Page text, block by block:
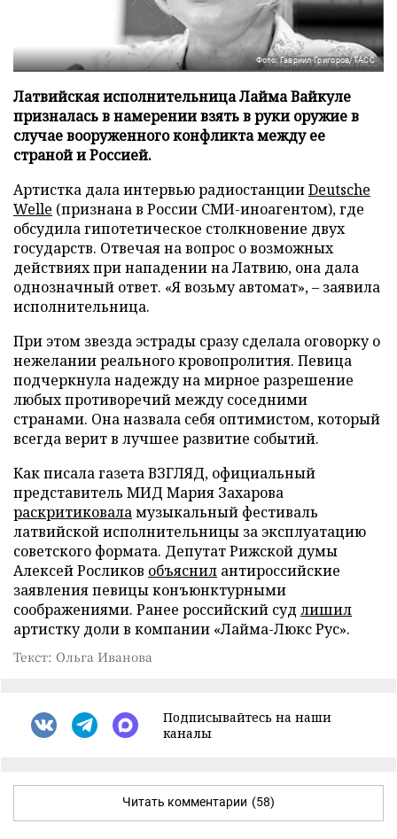
Фото: Гавриил Григоров/ТАСС
Латвийская исполнительница Лайма Вайкуле
призналась в намерении взять в руки оружие в
случае вооруженного конфликта между ее
страной и Россией.
Артистка дала интервью радиостанцииDeutsche
Welle (признана в России СМИ-иноагентом), где
обсудила гипотетическое столкновение двух
государств. Отвечая на вопрос о возможных
действиях при нападении на Латвию, она дала
однозначный ответ. «Я возьму автомат», – заявила
исполнительница.
При этом звезда эстрады сразу сделала оговорку о
нежелании реального кровопролития. Певица
подчеркнула надежду на мирное разрешение
любых противоречий между соседними
странами. Она назвала себя оптимистом, который
всегда верит в лучшее развитие событий.
Как писала газета ВЗГЛЯД, официальный
представитель МИД Мария Захарова
раскритиковаламузыкальный фестиваль
латвийской исполнительницы за эксплуатацию
советского формата. Депутат Рижской думы
Алексей Росликов объяснил антироссийские
заявления певицы конъюнктурными
соображениями. Ранее российский суд лишил
артистку доли в компании «Лайма-Люкс Рус».
Текст: Ольга Иванова
Подписывайтесь на наши
каналы
Читать комментарии (58)